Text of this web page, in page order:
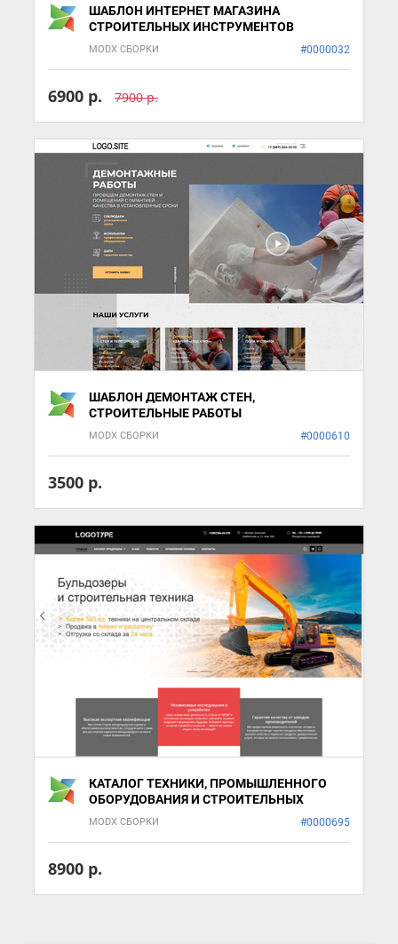
ШАБЛОН ИНТЕРНЕТ МАГАЗИНА
СТРОИТЕЛЬНЫХ ИНСТРУМЕНТОВ
MODX СБОРКИ #0000032
6900 р. 7900 р.
ШАБЛОН ДЕМОНТАЖ СТЕН,
СТРОИТЕЛЬНЫЕ РАБОТЫ
MODX СБОРКИ #0000610
3500 р.
КАТАЛОГ ТЕХНИКИ, ПРОМЫШЛЕННОГО
ОБОРУДОВАНИЯ И СТРОИТЕЛЬНЫХ
РЕШЕНИЙ
MODX СБОРКИ #0000695
8900 р.